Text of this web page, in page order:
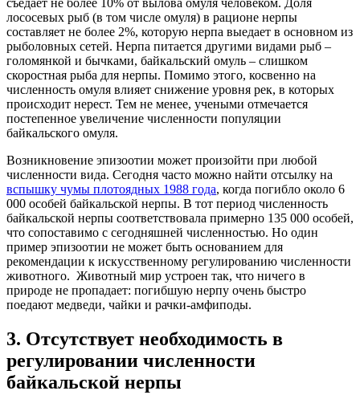
съедает не более 10% от вылова омуля человеком. Доля
лососевых рыб (в том числе омуля) в рационе нерпы
составляет не более 2%, которую нерпа выедает в основном из
рыболовных сетей. Нерпа питается другими видами рыб –
голомянкой и бычками, байкальский омуль – слишком
скоростная рыба для нерпы. Помимо этого, косвенно на
численность омуля влияет снижение уровня рек, в которых
происходит нерест. Тем не менее, учеными отмечается
постепенное увеличение численности популяции
байкальского омуля.
Возникновение эпизоотии может произойти при любой
численности вида. Сегодня часто можно найти отсылку на
вспышку чумы плотоядных 1988 года, когда погибло около 6
000 особей байкальской нерпы. В тот период численность
байкальской нерпы соответствовала примерно 135 000 особей,
что сопоставимо с сегодняшней численностью. Но один
пример эпизоотии не может быть основанием для
рекомендации к искусственному регулированию численности
животного. Животный мир устроен так, что ничего в
природе не пропадает: погибшую нерпу очень быстро
поедают медведи, чайки и рачки-амфиподы.
3. Отсутствует необходимость в
регулировании численности
байкальской нерпы